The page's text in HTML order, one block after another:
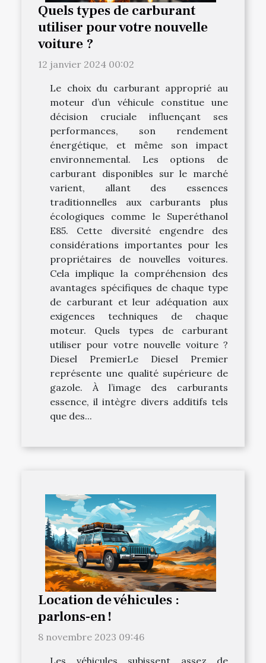
Quels types de carburant
utiliser pour votre nouvelle
voiture ?
12 janvier 2024 00:02
Le choix du carburant approprié au
moteur d’un véhicule constitue une
décision cruciale influençant ses
performances, son rendement
énergétique, et même son impact
environnemental. Les options de
carburant disponibles sur le marché
varient, allant des essences
traditionnelles aux carburants plus
écologiques comme le Superéthanol
E85. Cette diversité engendre des
considérations importantes pour les
propriétaires de nouvelles voitures.
Cela implique la compréhension des
avantages spécifiques de chaque type
de carburant et leur adéquation aux
exigences techniques de chaque
moteur. Quels types de carburant
utiliser pour votre nouvelle voiture ?
Diesel PremierLe Diesel Premier
représente une qualité supérieure de
gazole. À l’image des carburants
essence, il intègre divers additifs tels
que des...
Location de véhicules :
parlons-en !
8 novembre 2023 09:46
Les véhicules subissent assez de